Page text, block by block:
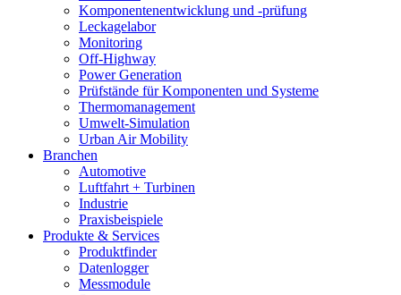
Komponentenentwicklung und -prüfung
Leckagelabor
Monitoring
Off-Highway
Power Generation
Prüfstände für Komponenten und Systeme
Thermomanagement
Umwelt-Simulation
Urban Air Mobility
Branchen
Automotive
Luftfahrt + Turbinen
Industrie
Praxisbeispiele
Produkte & Services
Produktfinder
Datenlogger
Messmodule